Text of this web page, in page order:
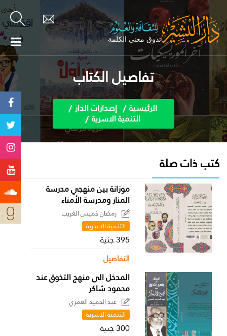
تفاصيل الكتاب
الرئيسية إصدارات الدار
التنمية الاسرية
كتب ذات صلة
موزانة بين منهجي مدرسة
المنار ومدرسة الأمناء
رمضان خميس الغريب
التنمية الاسرية
395 جنية
التفاصيل
المدخل الي منهج التذوق عند
محمود شاكر
عبد الحميد العمري
التنمية الاسرية
300 جنية